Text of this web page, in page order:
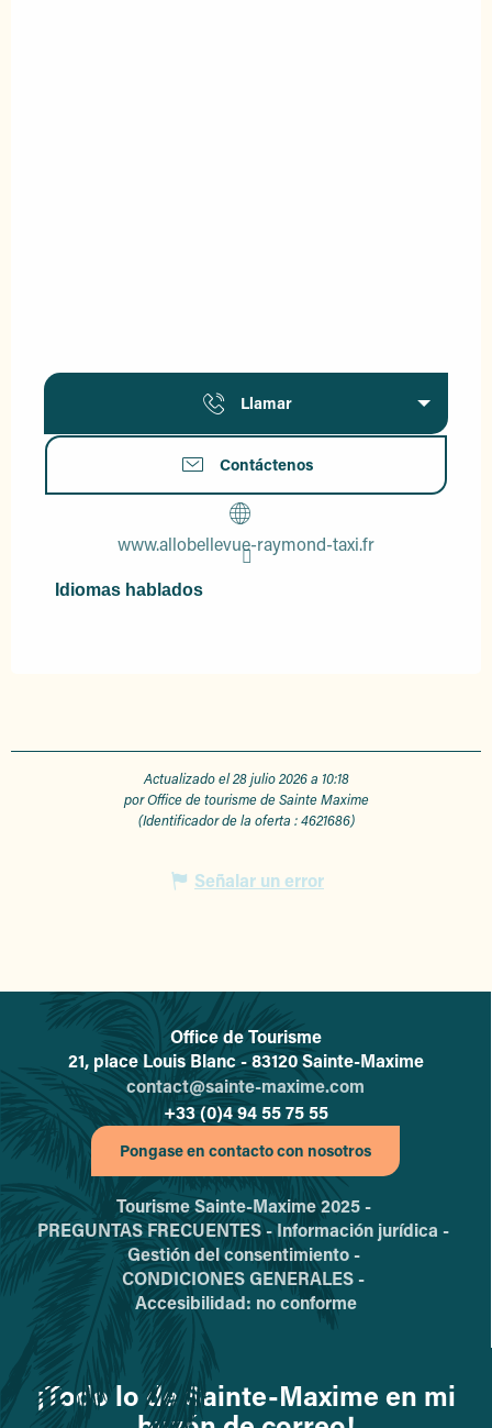
Llamar
Contáctenos
www.allobellevue-raymond-taxi.fr
Idiomas hablados
Idiomas hablados
Actualizado el 28 julio 2026 a 10:18
por Office de tourisme de Sainte Maxime
(Identificador de la oferta :4621686)
Señalar un error
L'office de tourisme de Sainte-
Office de Tourisme
21, place Louis Blanc - 83120 Sainte-Maxime
contact@sainte-maxime.com
+33 (0)4 94 55 75 55
Pongase en contacto con nosotros
Tourisme Sainte-Maxime 2025 -
PREGUNTAS FRECUENTES - Información jurídica -
Gestión del consentimiento -
CONDICIONES GENERALES -
Accesibilidad: no conforme
¡Todo lo de Sainte-Maxime en mi